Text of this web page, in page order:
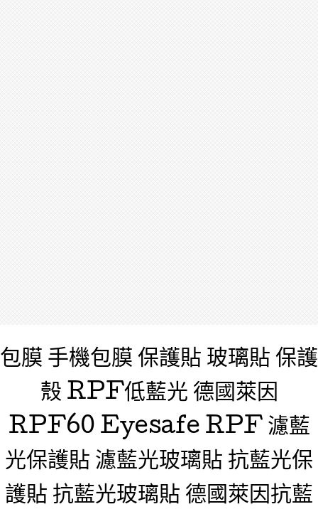
包膜 手機包膜 保護貼 玻璃貼 保護
殼 RPF低藍光 德國萊因
RPF60 Eyesafe RPF 濾藍
光保護貼 濾藍光玻璃貼 抗藍光保
護貼 抗藍光玻璃貼 德國萊因抗藍